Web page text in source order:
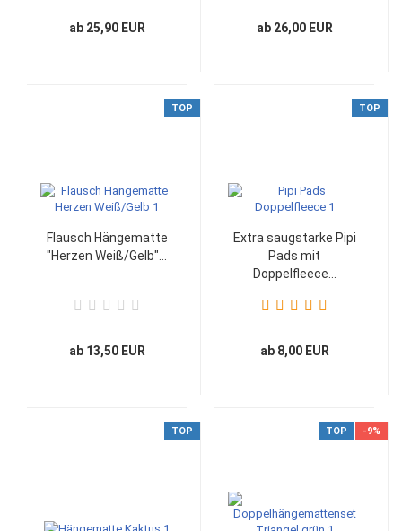
ab 25,90 EUR ab 26,00 EUR
TOP
Flausch Hängematte
"Herzen Weiß/Gelb"...
ab 13,50 EUR
TOP
Extra saugstarke Pipi
Pads mit
Doppelfleece...
ab 8,00 EUR
TOP TOP -9%